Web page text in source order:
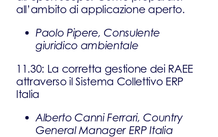
all’ambito di applicazione aperto.
Paolo Pipere, Consulente
giuridico ambientale
11.30: La corretta gestione dei RAEE
attraverso il Sistema Collettivo ERP
Italia
Alberto Canni Ferrari, Country
General Manager ERP Italia